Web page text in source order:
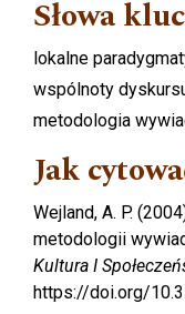
Słowa
lokalne
wspólnoty
metodologia
Jak
Wejland, A. P.
metodologii
Kultura I
https://doi.org/